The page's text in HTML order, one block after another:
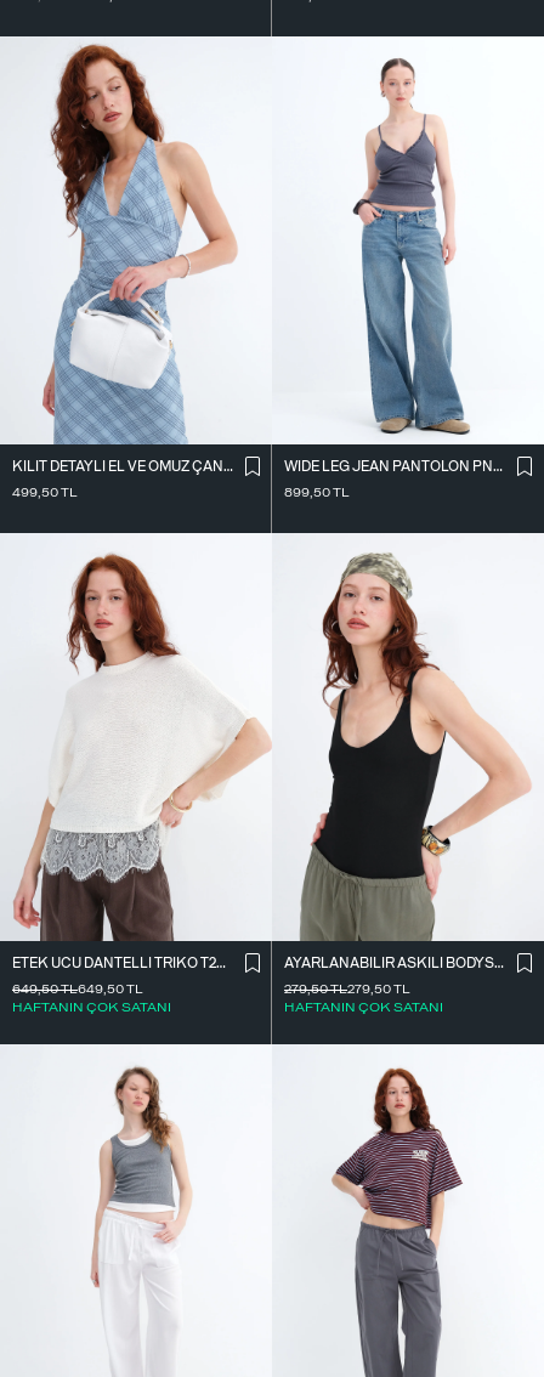
KILIT DETAYLI EL VE OMUZ ÇANTASI Ç41
499,50TL
WIDE LEG JEAN PANTOLON PN10030
899,50TL
ETEK UCU DANTELLI TRIKO T261025
649,50TL
HAFTANIN ÇOK SATANI
649,50TL
AYARLANABILIR ASKILI BODYSUIT Z2011
279,50TL
HAFTANIN ÇOK SATANI
279,50TL